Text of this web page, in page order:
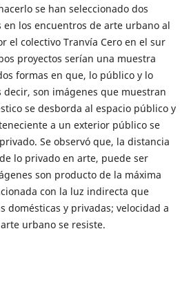
se han seleccionado dos
en los encuentros de arte urbano al
el colectivo Tranvía Cero en el sur
proyectos serían una muestra
formas en que, lo público y lo
decir, son imágenes que muestran
se desborda al espacio público y
a un exterior público se
Se observó que, la distancia
lo privado en arte, puede ser
son producto de la máxima
con la luz indirecta que
domésticas y privadas; velocidad a
urbano se resiste.